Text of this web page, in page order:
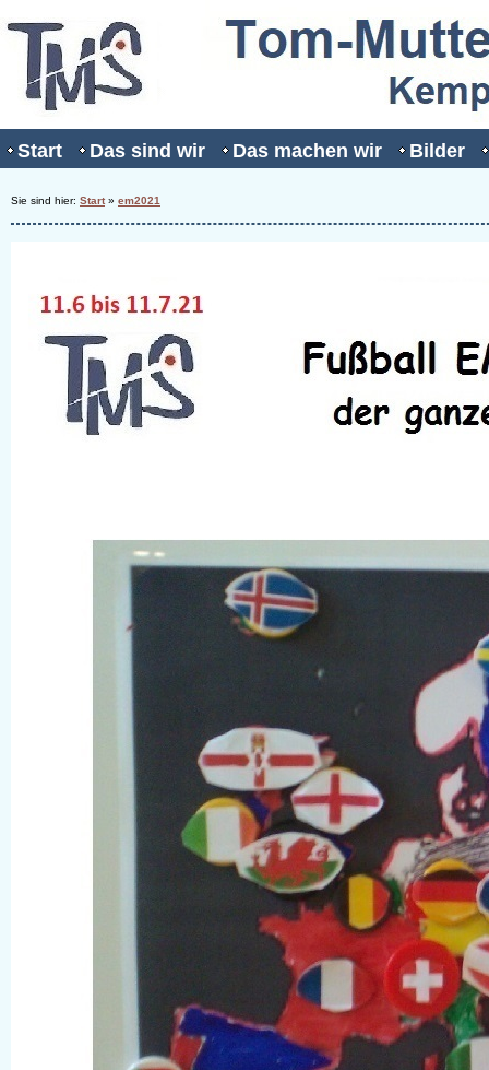
Start Das sind wir Das machen wir Bilder
Sie sind hier: Start» em2021